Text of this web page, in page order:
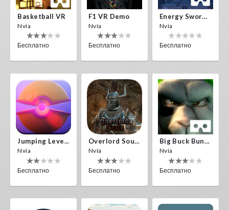
Basketball VR
Nvía
Бесплатно
F1 VR Demo
Nvía
Бесплатно
Energy Sword VR
Nvía
Бесплатно
Jumping Levels
Nvía
Бесплатно
Overlord Souls
Nvía
Бесплатно
Big Buck Bunny
Nvía
Бесплатно